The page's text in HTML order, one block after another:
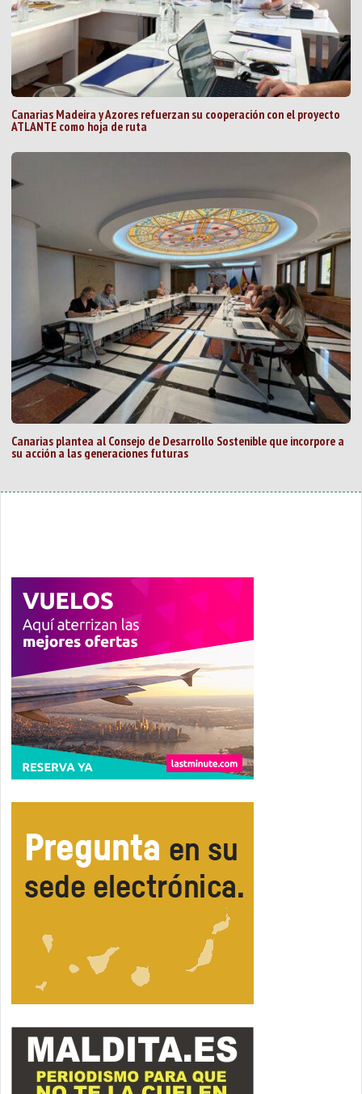
Canarias Madeira y Azores refuerzan su cooperación con el proyecto
ATLANTE como hoja de ruta
Canarias plantea al Consejo de Desarrollo Sostenible que incorpore a
su acción a las generaciones futuras